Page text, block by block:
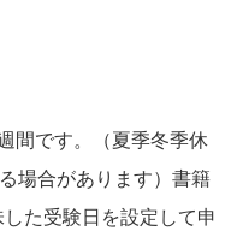
間です。（夏季冬季休
場合があります）書籍
た受験日を設定して申